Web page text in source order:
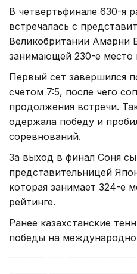
В четвертьфинале 630-я
встречалась с
Великобритании Амарни
занимающей 230-е место
Первый сет завершился
счетом 7:5, после чего
продолжения встречи.
одержала победу и
соревнований.
За выход в финал Соня
представительницей
которая занимает 324-е
рейтинге.
Ранее казахстанские
победы на